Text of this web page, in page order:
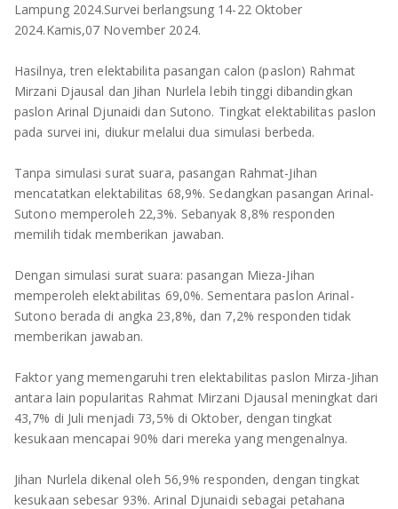
TANGGAMUS
PESISIR BARAT
TULANG BAWANG
MESUJI
WAY KANAN
PRINGSEWU
Lampung 2024.Survei berlangsung 14-22 Oktober
2024.Kamis,07 November 2024.
Hasilnya, tren elektabilita pasangan calon (paslon) Rahmat
Mirzani Djausal dan Jihan Nurlela lebih tinggi dibandingkan
paslon Arinal Djunaidi dan Sutono. Tingkat elektabilitas paslon
pada survei ini, diukur melalui dua simulasi berbeda.
Tanpa simulasi surat suara, pasangan Rahmat-Jihan
mencatatkan elektabilitas 68,9%. Sedangkan pasangan Arinal-
Sutono memperoleh 22,3%. Sebanyak 8,8% responden
memilih tidak memberikan jawaban.
Dengan simulasi surat suara: pasangan Mieza-Jihan
memperoleh elektabilitas 69,0%. Sementara paslon Arinal-
Sutono berada di angka 23,8%, dan 7,2% responden tidak
memberikan jawaban.
Faktor yang memengaruhi tren elektabilitas paslon Mirza-Jihan
antara lain popularitas Rahmat Mirzani Djausal meningkat dari
43,7% di Juli menjadi 73,5% di Oktober, dengan tingkat
kesukaan mencapai 90% dari mereka yang mengenalnya.
Jihan Nurlela dikenal oleh 56,9% responden, dengan tingkat
kesukaan sebesar 93%. Arinal Djunaidi sebagai petahana